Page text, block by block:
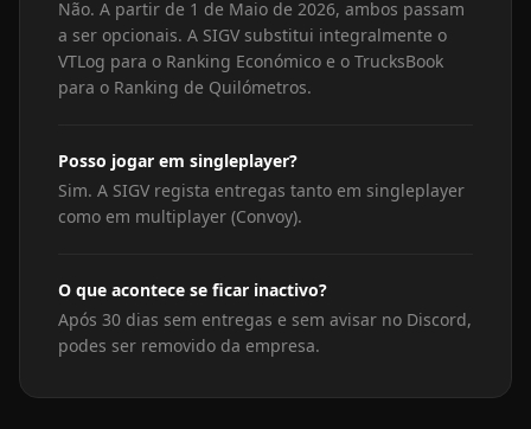
Não. A partir de 1 de Maio de 2026, ambos passam
a ser opcionais. A SIGV substitui integralmente o
VTLog para o Ranking Económico e o TrucksBook
para o Ranking de Quilómetros.
Posso jogar em singleplayer?
Sim. A SIGV regista entregas tanto em singleplayer
como em multiplayer (Convoy).
O que acontece se ficar inactivo?
Após 30 dias sem entregas e sem avisar no Discord,
podes ser removido da empresa.